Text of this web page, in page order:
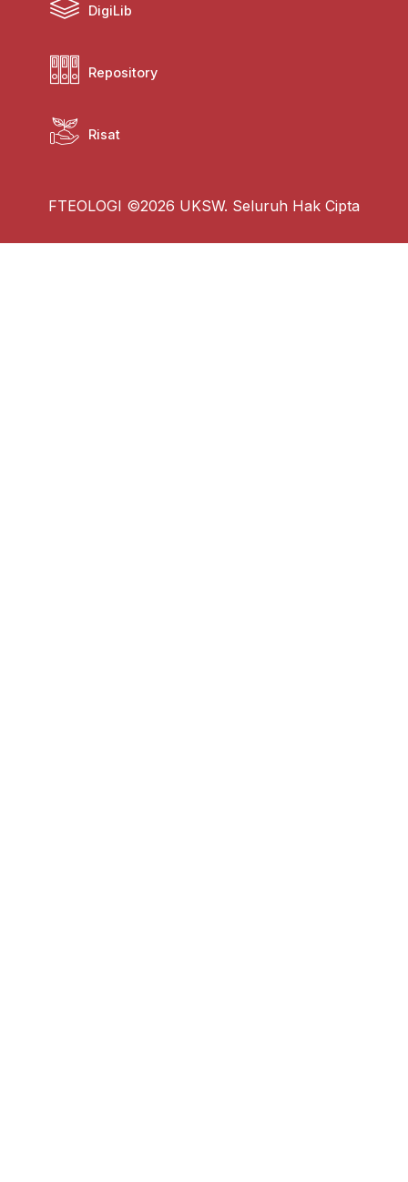
DigiLib
Repository
Risat
FTEOLOGI ©2026 UKSW. Seluruh Hak Cipta